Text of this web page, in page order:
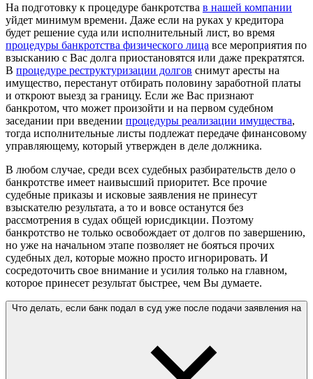
На подготовку к процедуре банкротства в нашей компании
уйдет минимум времени. Даже если на руках у кредитора
будет решение суда или исполнительный лист, во время
процедуры банкротства физического лица все мероприятия по
взысканию с Вас долга приостановятся или даже прекратятся.
В процедуре реструктуризации долгов снимут аресты на
имущество, перестанут отбирать половину заработной платы
и откроют выезд за границу. Если же Вас признают
банкротом, что может произойти и на первом судебном
заседании при введении процедуры реализации имущества,
тогда исполнительные листы подлежат передаче финансовому
управляющему, который утвержден в деле должника.
В любом случае, среди всех судебных разбирательств дело о
банкротстве имеет наивысший приоритет. Все прочие
судебные приказы и исковые заявления не принесут
взыскателю результата, а то и вовсе останутся без
рассмотрения в судах общей юрисдикции. Поэтому
банкротство не только освобождает от долгов по завершению,
но уже на начальном этапе позволяет не бояться прочих
судебных дел, которые можно просто игнорировать. И
сосредоточить свое внимание и усилия только на главном,
которое принесет результат быстрее, чем Вы думаете.
Что делать, если банк подал в суд уже после подачи заявления на